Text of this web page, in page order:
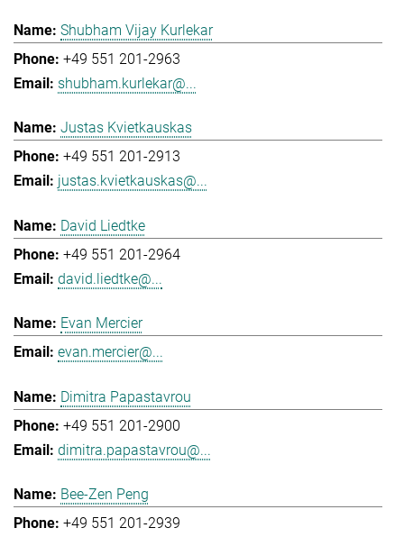
Shubham Vijay Kurlekar
+49 551 201-2963
shubham.kurlekar@...
Justas Kvietkauskas
+49 551 201-2913
justas.kvietkauskas@...
David Liedtke
+49 551 201-2964
david.liedtke@...
Evan Mercier
evan.mercier@...
Dimitra Papastavrou
+49 551 201-2900
dimitra.papastavrou@...
Bee-Zen Peng
+49 551 201-2939